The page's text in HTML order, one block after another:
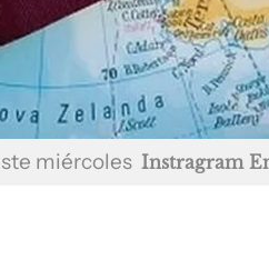
miércoles Instragram